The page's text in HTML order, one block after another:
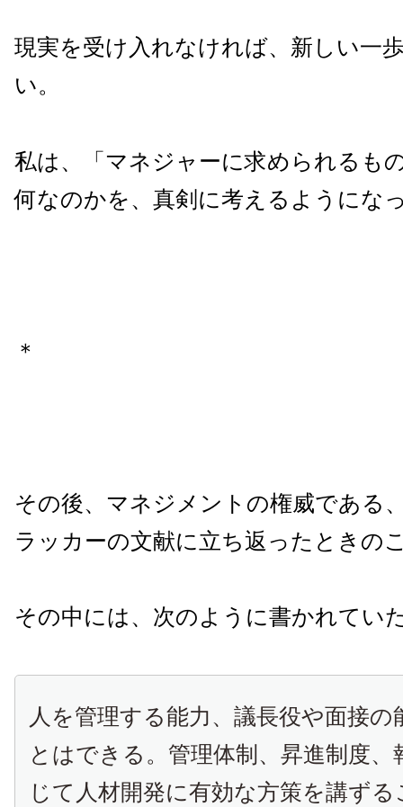
現実を受け入れなければ、新しい一
い。
私は、「マネジャーに求められるも
何なのかを、真剣に考えるようにな
＊
その後、マネジメントの権威である
ラッカーの文献に立ち返ったときの
その中には、次のように書かれてい
人を管理する能力、議長役や面接の
とはできる。管理体制、昇進制度、
じて人材開発に有効な方策を講ず